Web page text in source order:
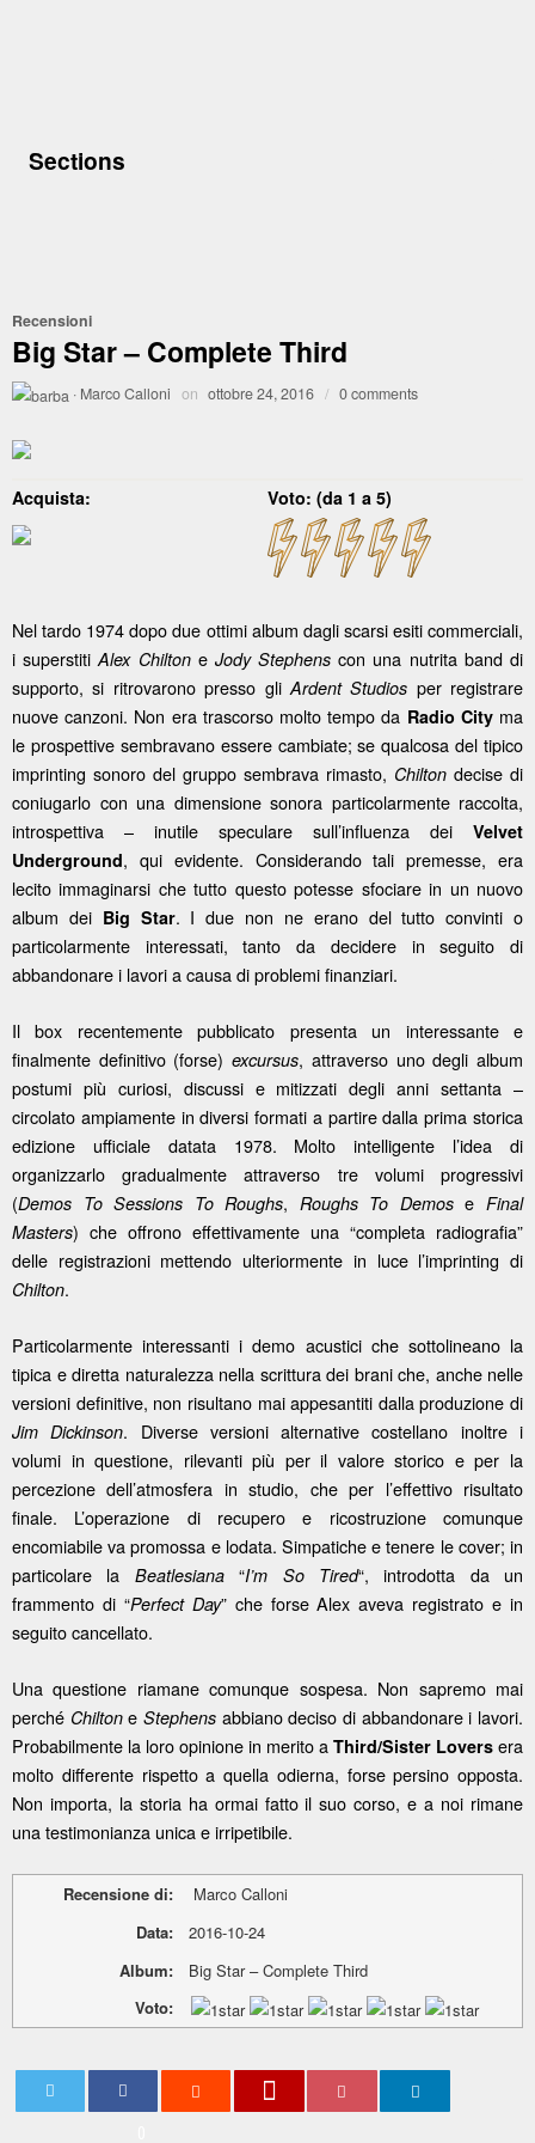
Sections
Recensioni
Big Star – Complete Third
· Marco Calloni on ottobre 24, 2016 / 0 comments
Acquista: Voto: (da 1 a 5)
Nel tardo 1974 dopo due ottimi album dagli scarsi esiti commerciali,
i superstitiAlex Chiltone Jody Stephens con una nutrita band di
supporto, si ritrovarono presso gli Ardent Studios per registrare
nuove canzoni. Non era trascorso molto tempo da Radio Cityma
le prospettive sembravano essere cambiate; se qualcosa del tipico
imprinting sonoro del gruppo sembrava rimasto, Chilton decise di
coniugarlo con una dimensione sonora particolarmente raccolta,
introspettiva – inutile speculare sull’influenza dei Velvet
Underground, qui evidente. Considerando tali premesse, era
lecito immaginarsi che tutto questo potesse sfociare in un nuovo
album dei Big Star. I due non ne erano del tutto convinti o
particolarmente interessati, tanto da decidere in seguito di
abbandonare i lavori a causa di problemi finanziari.
Il box recentemente pubblicato presenta un interessante e
finalmente definitivo (forse)excursus, attraverso uno degli album
postumi più curiosi, discussi e mitizzati degli anni settanta –
circolato ampiamente in diversi formati a partire dalla prima storica
edizione ufficiale datata 1978. Molto intelligente l’idea di
organizzarlo gradualmente attraverso tre volumi progressivi
(Demos To Sessions To Roughs, Roughs To DemoseFinal
Masters) che offrono effettivamente una “completa radiografia”
delle registrazioni mettendo ulteriormente in luce l’imprinting di
Chilton.
Particolarmente interessanti i demo acustici che sottolineano la
tipica e diretta naturalezza nella scrittura dei brani che, anche nelle
versioni definitive, non risultano mai appesantiti dalla produzione di
Jim Dickinson. Diverse versioni alternative costellano inoltre i
volumi in questione, rilevanti più per il valore storico e per la
percezione dell’atmosfera in studio, che per l’effettivo risultato
finale. L’operazione di recupero e ricostruzione comunque
encomiabile va promossa e lodata. Simpatiche e tenere le cover; in
particolare la Beatlesiana“I’m So Tired“, introdotta da un
frammento di “Perfect Day” che forse Alex aveva registrato e in
seguito cancellato.
Una questione riamane comunque sospesa. Non sapremo mai
perché ChiltoneStephens abbiano deciso di abbandonare i lavori.
Probabilmente la loro opinione in merito a Third/Sister Lovers era
molto differente rispetto a quella odierna, forse persino opposta.
Non importa, la storia ha ormai fatto il suo corso, e a noi rimane
una testimonianza unica e irripetibile.
Recensione di:
Marco Calloni
Data:
2016-10-24
Album:
Big Star – Complete Third
Voto: